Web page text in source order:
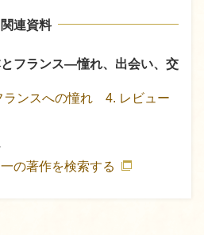
関連資料
フランス―憧れ、出会い、交
ランスへの憧れ 4. レビュー
の著作を検索する